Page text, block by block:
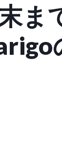
ま
ス